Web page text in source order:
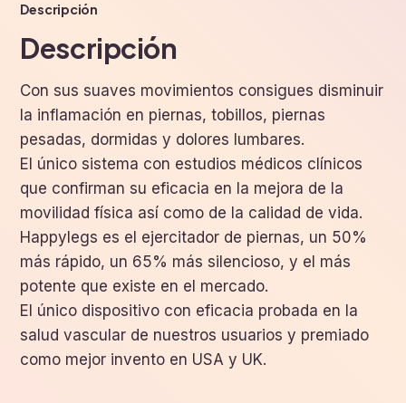
Descripción
Descripción
Con sus suaves movimientos consigues disminuir
la inflamación en piernas, tobillos, piernas
pesadas, dormidas y dolores lumbares.
El único sistema con estudios médicos clínicos
que confirman su eficacia en la mejora de la
movilidad física así como de la calidad de vida.
Happylegs es el ejercitador de piernas, un 50%
más rápido, un 65% más silencioso, y el más
potente que existe en el mercado.
El único dispositivo con eficacia probada en la
salud vascular de nuestros usuarios y premiado
como mejor invento en USA y UK.